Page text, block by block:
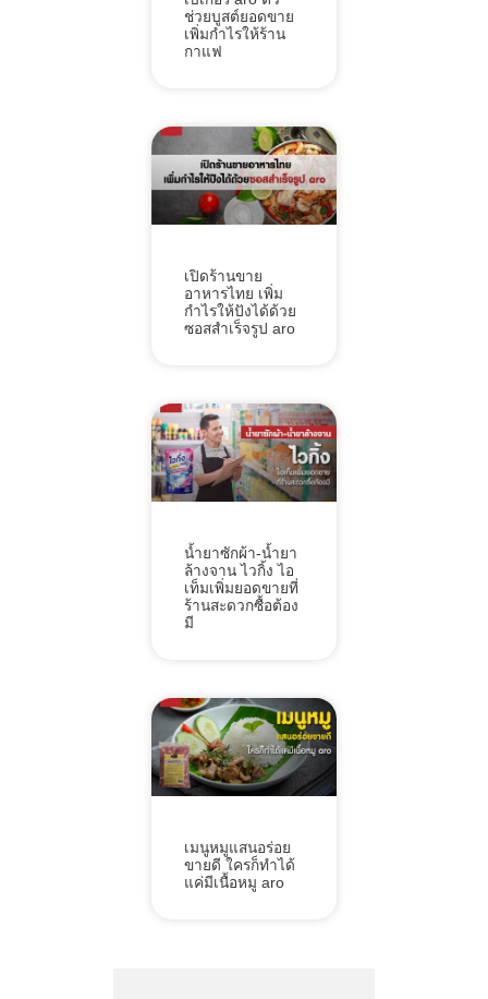
ช่วยบูสต์ยอดขาย
เพิ่มกำไรให้ร้าน
กาแฟ
เปิดร้านขาย
อาหารไทย เพิ่ม
กำไรให้ปังได้ด้วย
ซอสสำเร็จรูป aro
น้ำยาซักผ้า-น้ำยา
ล้างจาน ไวกิ้ง ไอ
เท็มเพิ่มยอดขายที่
ร้านสะดวกซื้อต้อง
มี
เมนูหมูแสนอร่อย
ขายดี ใครก็ทำได้
แค่มีเนื้อหมู aro